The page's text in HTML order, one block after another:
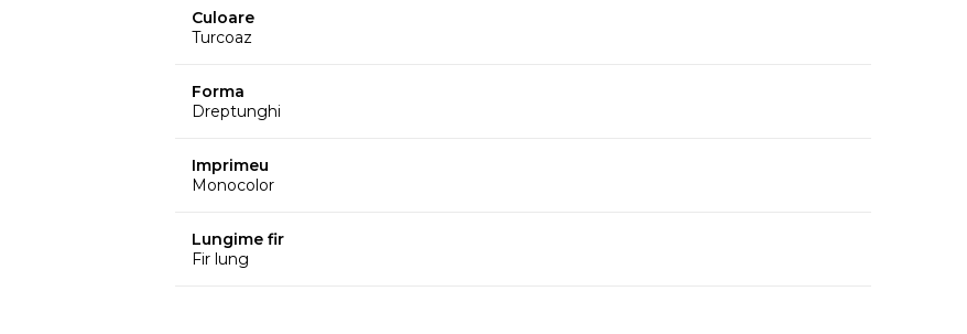
Culoare
Turcoaz
Forma
Dreptunghi
Imprimeu
Monocolor
Lungime fir
Fir lung